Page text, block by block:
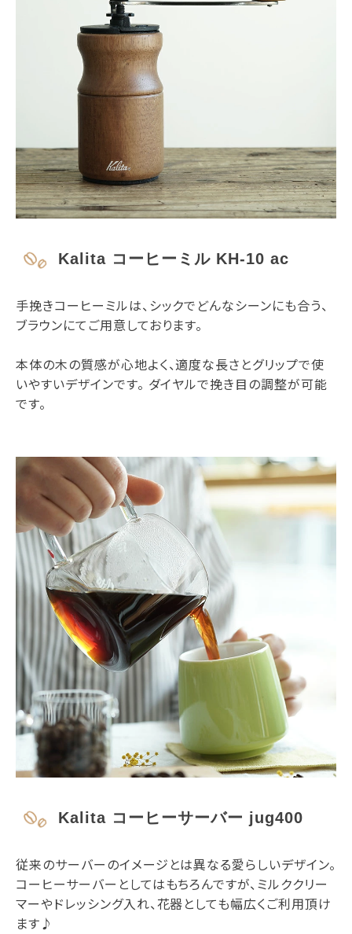
Kalita コーヒーミル KH-10 ac
手挽きコーヒーミルは、シックでどんなシーンにも合う、
ブラウンにてご用意しております。
本体の木の質感が心地よく、適度な長さとグリップで使
いやすいデザインです。 ダイヤルで挽き目の調整が可能
です。
Kalita コーヒーサーバー jug400
従来のサーバーのイメージとは異なる愛らしいデザイン。
コーヒーサーバーとしてはもちろんですが、ミルククリー
マーやドレッシング入れ、花器としても幅広くご利用頂け
ます♪